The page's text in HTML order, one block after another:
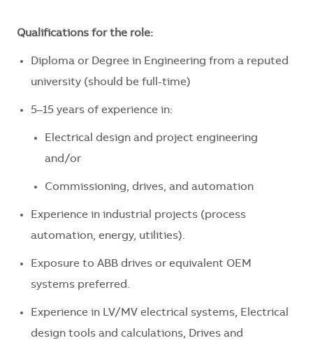
Qualifications for the role:
Diploma or Degree in Engineering from a reputed
university (should be full-time)
5–15 years of experience in:
Electrical design and project engineering
and/or
Commissioning, drives, and automation
Experience in industrial projects (process
automation, energy, utilities).
Exposure to ABB drives or equivalent OEM
systems preferred.
Experience in LV/MV electrical systems, Electrical
design tools and calculations, Drives and